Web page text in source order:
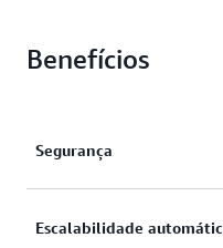
Benefícios
Segurança
Proteja seus
Escalabilidade